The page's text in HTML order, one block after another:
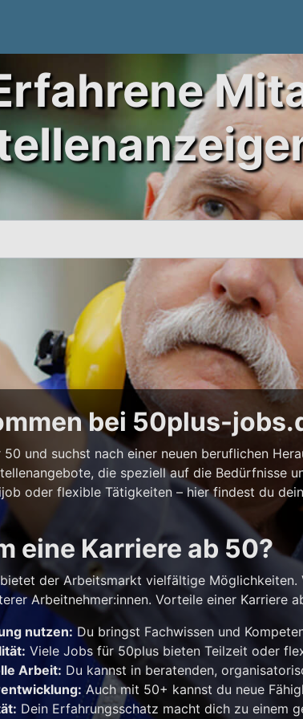
bei 50plus-
50 und suchst nach einer neuen beruflichen
die speziell auf die Bedürfnisse
oder flexible Tätigkeiten – hier findest du
eine Karriere ab 50?
der Arbeitsmarkt vielfältige
Arbeitnehmer:innen. Vorteile einer Karriere
nutzen: Du bringst Fachwissen und
Viele Jobs für 50plus bieten Teilzeit oder
Arbeit: Du kannst in beratenden,
Auch mit 50+ kannst du neue
Dein Erfahrungsschatz macht dich zu einem